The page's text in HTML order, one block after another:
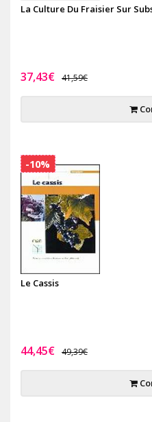
La Culture Du Fraisier Sur
37,43€ 41,59€
Le Cassis
44,45€ 49,39€
-10%